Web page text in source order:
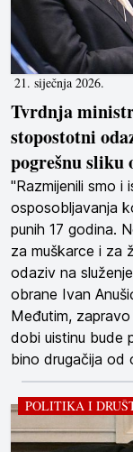
21. siječnja 2026.
Tvrdnja
stopostotni
pogrešnu sliku
"Razmijenili smo
osposobljavanja
punih 17 godina.
za muškarce i za
odaziv na
obrane Ivan
Međutim,
dobi uistinu bude
bino drugačija od
POLITIKA I